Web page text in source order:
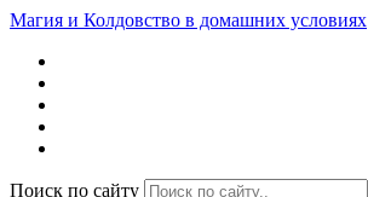
Магия и Колдовство в домашних условиях
Поиск по сайту